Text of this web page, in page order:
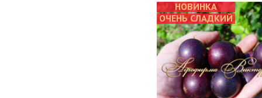
НОВИНКА
ОЧЕНЬ СЛАДКИЙ